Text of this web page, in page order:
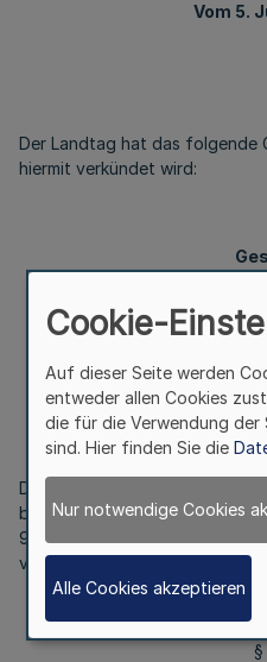
Vom 5.
Der Landtag hat das folgende
hiermit verkündet wird:
besonderer
Das Gesetz zur Festsetzung
bei der
9 des Gesetzes zur Errichtung
vom 30. April 2002 – (GV.
§
Cookie-
Auf dieser Seite werden
entweder allen Cookies
die für die Verwendung
sind. Hier finden Sie die
Nur notwendige Cookies
Alle Cookies akzeptieren